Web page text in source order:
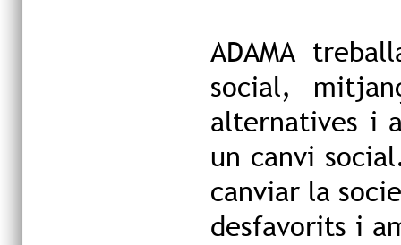
ADAMA
social,
alternatives i
un canvi
canviar la
desfavorits i